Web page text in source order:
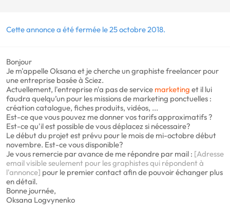
Cette annonce a été fermée le 25 octobre 2018.
Bonjour
Je m'appelle Oksana et je cherche un graphiste freelancer pour
une entreprise basée à Sciez.
Actuellement, l'entreprise n'a pas de service marketing et il lui
faudra quelqu’un pour les missions de marketing ponctuelles :
création catalogue, fiches produits, vidéos, ...
Est-ce que vous pouvez me donner vos tarifs approximatifs ?
Est-ce qu'il est possible de vous déplacez si nécessaire?
Le début du projet est prévu pour le mois de mi-octobre début
novembre. Est-ce vous disponible?
Je vous remercie par avance de me répondre par mail : [Adresse
email visible seulement pour les graphistes qui répondent à
l'annonce] pour le premier contact afin de pouvoir échanger plus
en détail.
Bonne journée,
Oksana Logvynenko